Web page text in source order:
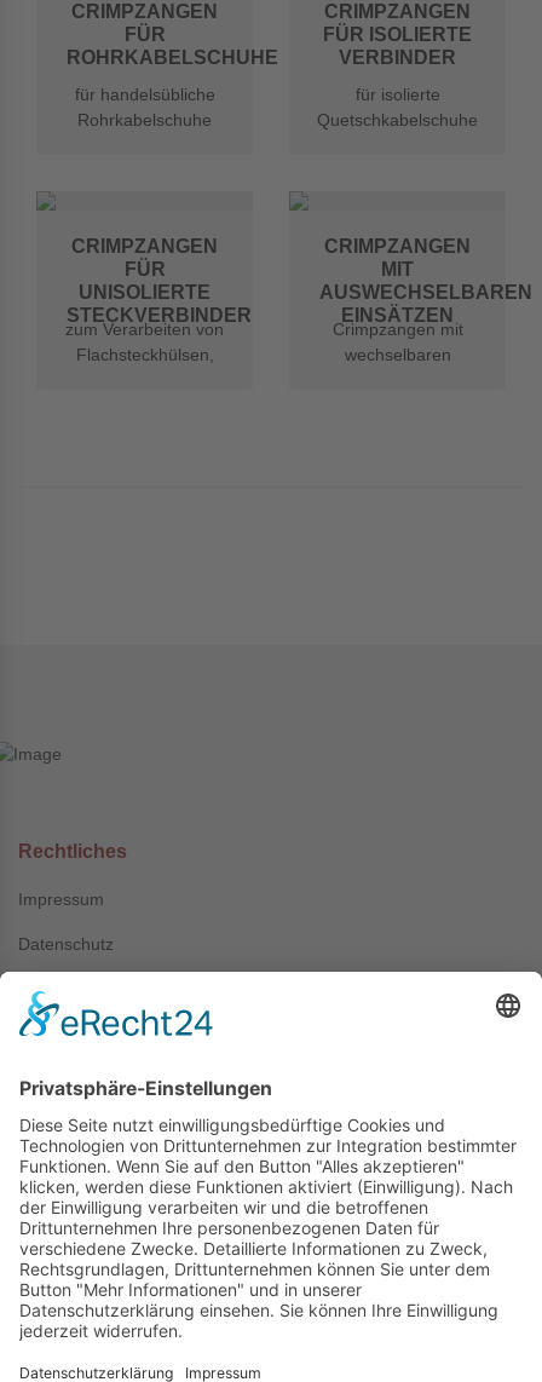
CRIMPZANGEN
FÜR
ROHRKABELSCHUHE
für handelsübliche
Rohrkabelschuhe
CRIMPZANGEN
FÜR ISOLIERTE
VERBINDER
für isolierte
Quetschkabelschuhe
CRIMPZANGEN
FÜR
UNISOLIERTE
STECKVERBINDER
zum Verarbeiten von
Flachsteckhülsen,
CRIMPZANGEN
MIT
AUSWECHSELBAREN
EINSÄTZEN
Crimpzangen mit
wechselbaren
Rechtliches
Impressum
Datenschutz
AGB
Kontakt
+49 (0) 7044 / 4067
info@prechter-renner.de
Siemensstr. 2
D-71299 Wimsheim
Copyright © Prechter + Renner GmbH, 2024